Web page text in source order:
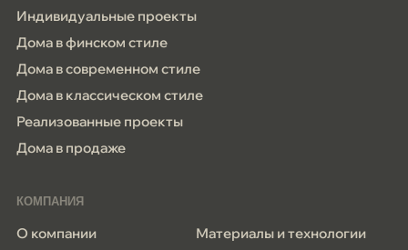
Индивидуальные проекты
Дома в финском стиле
Дома в современном стиле
Дома в классическом стиле
Реализованные проекты
Дома в продаже
КОМПАНИЯ
О компании
Материалы и технологии